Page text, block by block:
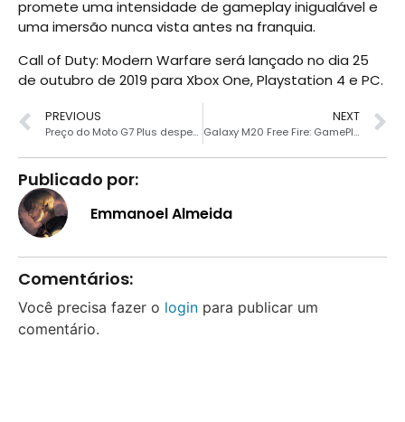
promete uma intensidade de gameplay inigualável e
uma imersão nunca vista antes na franquia.
Call of Duty: Modern Warfare será lançado no dia 25
de outubro de 2019 para Xbox One, Playstation 4 e PC.
PREVIOUS
Preço do Moto G7 Plus despencou para R$ 1214
NEXT
Galaxy M20 Free Fire: GamePlay
Publicado por:
Emmanoel Almeida
Comentários:
Você precisa fazer o login para publicar um
comentário.